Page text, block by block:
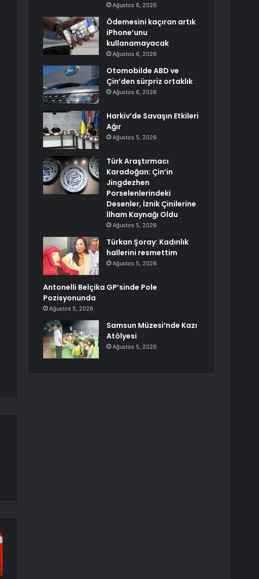
Ağustos 6, 2026
Ödemesini kaçıran artık
iPhone’unu
kullanamayacak
Ağustos 6, 2026
Otomobilde ABD ve
Çin’den sürpriz ortaklık
Ağustos 6, 2026
Harkiv’de Savaşın Etkileri
Ağır
Ağustos 5, 2026
Türk Araştırmacı
Karadoğan: Çin’in
Jingdezhen
Porselenlerindeki
Desenler, İznik Çinilerine
İlham Kaynağı Oldu
Ağustos 5, 2026
Türkan Şoray: Kadınlık
hallerini resmettim
Ağustos 5, 2026
Antonelli Belçika GP’sinde Pole
Pozisyonunda
Ağustos 5, 2026
Samsun Müzesi’nde Kazı
Atölyesi
Ağustos 5, 2026